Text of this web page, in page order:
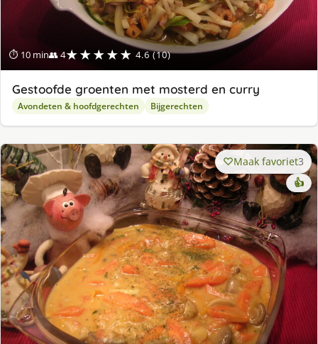
⏱ 10 min👥 4★★★★★ 4.6 (10)
Gestoofde groenten met mosterd en curry
Avondeten & hoofdgerechten Bijgerechten
Maak favoriet3
👍